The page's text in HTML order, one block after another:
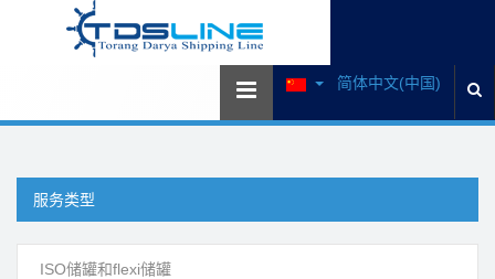
简体中文(中国)
服务类型
ISO储罐和flexi储罐